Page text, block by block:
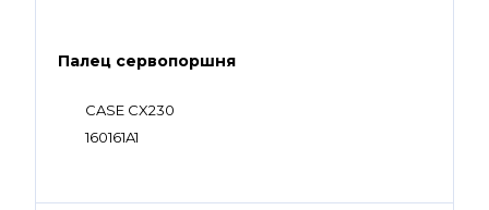
Палец сервопоршня
CASE CX230
160161A1